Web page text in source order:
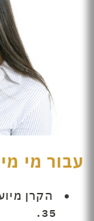
עבור מי
35.